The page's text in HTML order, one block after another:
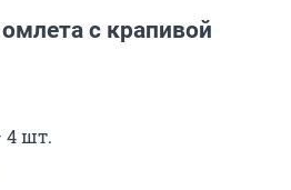
с крапивой
4 шт.